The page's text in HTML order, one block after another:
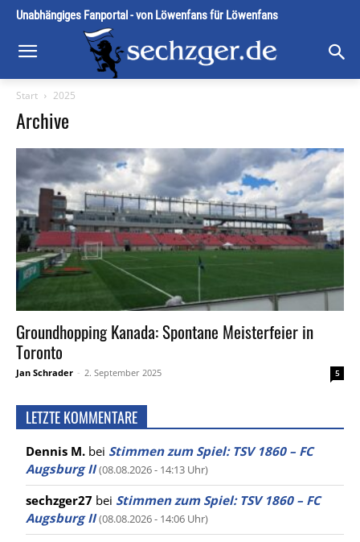
Unabhängiges Fanportal - von Löwenfans für Löwenfans
Start 2025
Archive
Groundhopping Kanada: Spontane Meisterfeier in
Toronto
Jan Schrader - 2. September 2025 5
LETZTE KOMMENTARE
Dennis M. bei Stimmen zum Spiel: TSV 1860 – FC
Augsburg II (08.08.2026 - 14:13 Uhr)
sechzger27 bei Stimmen zum Spiel: TSV 1860 – FC
Augsburg II (08.08.2026 - 14:06 Uhr)